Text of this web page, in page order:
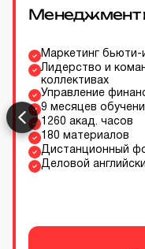
Менеджмент
Маркетинг бьюти-
Лидерство и
коллективах
Управление
9 месяцев
1260 акад. часов
180 материалов
Дистанционный
Деловой